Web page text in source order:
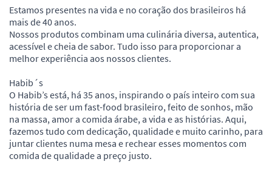
Estamos presentes na vida e no coração dos brasileiros há
mais de 40 anos.
Nossos produtos combinam uma culinária diversa, autentica,
acessível e cheia de sabor. Tudo isso para proporcionar a
melhor experiência aos nossos clientes.
Habib´s
O Habib’s está, há 35 anos, inspirando o país inteiro com sua
história de ser um fast-food brasileiro, feito de sonhos, mão
na massa, amor a comida árabe, a vida e as histórias. Aqui,
fazemos tudo com dedicação, qualidade e muito carinho, para
juntar clientes numa mesa e rechear esses momentos com
comida de qualidade a preço justo.